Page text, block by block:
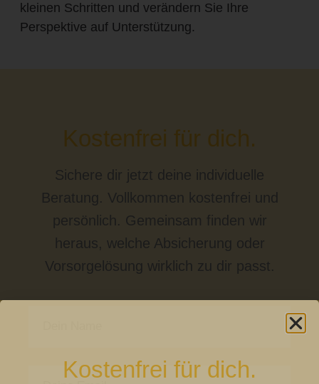
kleinen Schritten und verändern Sie Ihre
Perspektive auf Unterstützung.
Kostenfrei für dich.
Sichere dir jetzt deine individuelle
Beratung. Vollkommen kostenfrei und
persönlich. Gemeinsam finden wir
heraus, welche Absicherung oder
Vorsorgelösung wirklich zu dir passt.
Kostenfrei für dich.